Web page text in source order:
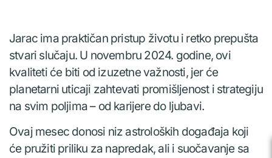
Jarac ima praktičan pristup životu i retko prepušta
stvari slučaju. U novembru 2024. godine, ovi
kvaliteti će biti od izuzetne važnosti, jer će
planetarni uticaji zahtevati promišljenost i strategiju
na svim poljima – od karijere do ljubavi.
Ovaj mesec donosi niz astroloških događaja koji
će pružiti priliku za napredak, ali i suočavanje sa